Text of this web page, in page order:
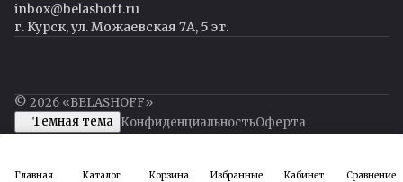
Главная Каталог Корзина Избранные Кабинет Сравнение
inbox@belashoff.ru
г. Курск, ул. Можаевская 7А, 5 эт.
© 2026 «BELASHOFF»
Темная тема КонфиденциальностьОферта